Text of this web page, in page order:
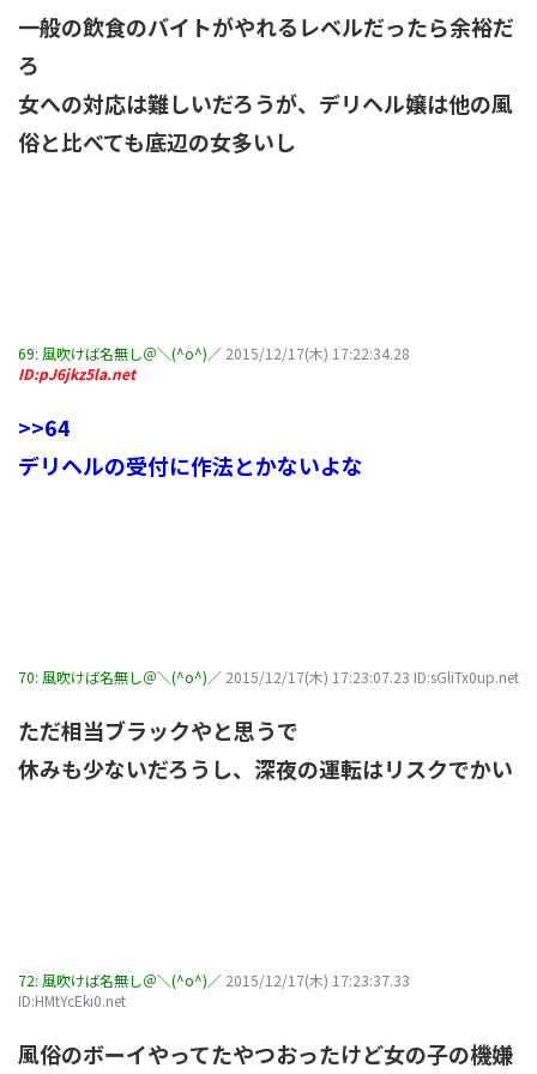
一般の飲食のバイトがやれるレベルだったら余裕だ
ろ
女への対応は難しいだろうが、デリヘル嬢は他の風
俗と比べても底辺の女多いし
69: 風吹けば名無し＠＼(^o^)／ 2015/12/17(木) 17:22:34.28
ID:pJ6jkz5la.net
>>64
デリヘルの受付に作法とかないよな
70: 風吹けば名無し＠＼(^o^)／ 2015/12/17(木) 17:23:07.23 ID:sGliTx0up.net
ただ相当ブラックやと思うで
休みも少ないだろうし、深夜の運転はリスクでかい
72: 風吹けば名無し＠＼(^o^)／ 2015/12/17(木) 17:23:37.33
ID:HMtYcEki0.net
風俗のボーイやってたやつおったけど女の子の機嫌